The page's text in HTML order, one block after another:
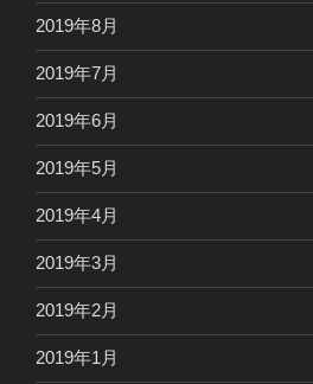
2019年8月
2019年7月
2019年6月
2019年5月
2019年4月
2019年3月
2019年2月
2019年1月